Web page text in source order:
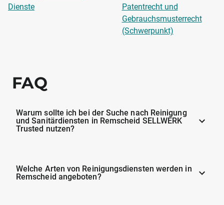
Dienste
Patentrecht und
Gebrauchsmusterrecht
(Schwerpunkt)
FAQ
Warum sollte ich bei der Suche nach Reinigung
und Sanitärdiensten in Remscheid SELLWERK
Trusted nutzen?
Welche Arten von Reinigungsdiensten werden in
Remscheid angeboten?